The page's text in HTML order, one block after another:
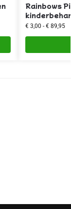
Rainbows
€3,00 - €89,95